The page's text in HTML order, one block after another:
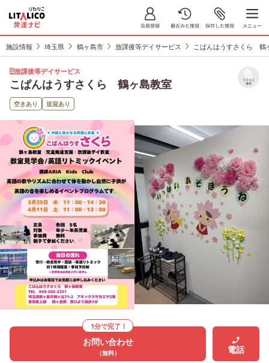
施設情報 埼玉県 鶴ヶ島市 放課後等デイサービス こぱんはうすさくら 鶴
放課後等デイサービス
こぱんはうすさくら 鶴ヶ島教室 リストに
保存
空きあり 送迎あり
1分で完了！
お問い合わせ
（無料） 電話